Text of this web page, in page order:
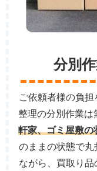
分別
ご依頼者様の負
整理の分別作業は
軒家、ゴミ屋敷の
のままの状態で
ながら、買取り